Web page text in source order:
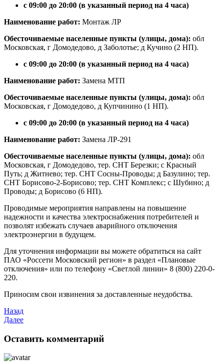
с 09:00 до 20:00 (в указанный период на 4 часа)
Наименование работ: Монтаж ЛР
Обесточиваемые населенные пункты (улицы, дома): обл
Московская, г Домодедово, д Заболотье; д Кучино (2 НП).
с 09:00 до 20:00 (в указанный период на 4 часа)
Наименование работ: Замена МТП
Обесточиваемые населенные пункты (улицы, дома): обл
Московская, г Домодедово, д Купчинино (1 НП).
с 09:00 до 20:00 (в указанный период на 4 часа)
Наименование работ: Замена ЛР-291
Обесточиваемые населенные пункты (улицы, дома): обл
Московская, г Домодедово, тер. СНТ Березки; с Красный
Путь; д Житнево; тер. СНТ Сосны-Проводы; д Базулино; тер.
СНТ Борисово-2-Борисово; тер. СНТ Комплекс; с Шубино; д
Проводы; д Борисово (6 НП).
Проводимые мероприятия направлены на повышение
надежности и качества электроснабжения потребителей и
позволят избежать случаев аварийного отключения
электроэнергии в будущем.
Для уточнения информации вы можете обратиться на сайт
ПАО «Россети Московский регион» в раздел «Плановые
отключения» или по телефону «Светлой линии» 8 (800) 220-0-
220.
Приносим свои извинения за доставленные неудобства.
Назад
Далее
Оставить комментарий